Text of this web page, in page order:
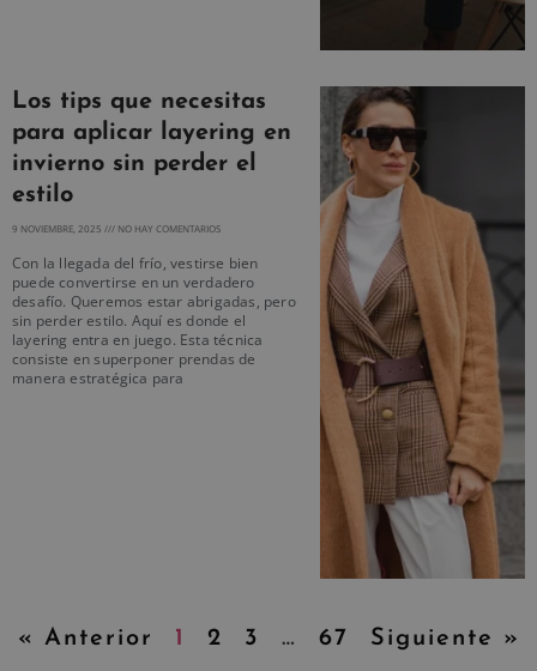
Los tips que necesitas
para aplicar layering en
invierno sin perder el
estilo
9 NOVIEMBRE, 2025 NO HAY COMENTARIOS
Con la llegada del frío, vestirse bien
puede convertirse en un verdadero
desafío. Queremos estar abrigadas, pero
sin perder estilo. Aquí es donde el
layering entra en juego. Esta técnica
consiste en superponer prendas de
manera estratégica para
« Anterior 1 2 3 … 67 Siguiente »